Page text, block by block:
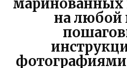
на любой